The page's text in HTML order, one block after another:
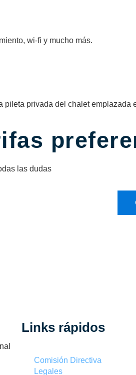
wi-fi y mucho más.
pileta privada del chalet emplazada
las dudas
Links rápidos
Comisión Directiva
Legales